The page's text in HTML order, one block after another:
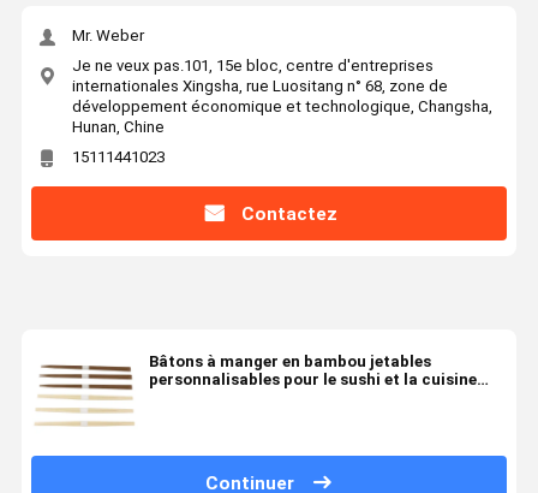
Mr. Weber
Je ne veux pas.101, 15e bloc, centre d'entreprises
internationales Xingsha, rue Luositang n° 68, zone de
développement économique et technologique, Changsha,
Hunan, Chine
15111441023
Contactez
Bâtons à manger en bambou jetables
personnalisables pour le sushi et la cuisine
Continuer